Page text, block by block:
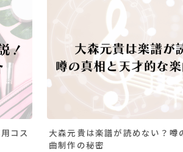
コス
大森元貴は楽譜が読めない？噂
曲制作の秘密